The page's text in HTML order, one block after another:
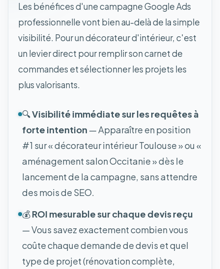
Les bénéfices d'une campagne Google Ads
professionnelle vont bien au-delà de la simple
visibilité. Pour un décorateur d'intérieur, c'est
un levier direct pour remplir son carnet de
commandes et sélectionner les projets les
plus valorisants.
🔍Visibilité immédiate sur les requêtes à
forte intention — Apparaître en position
#1 sur « décorateur intérieur Toulouse » ou «
aménagement salon Occitanie » dès le
lancement de la campagne, sans attendre
des mois de SEO.
💰ROI mesurable sur chaque devis reçu
— Vous savez exactement combien vous
coûte chaque demande de devis et quel
type de projet (rénovation complète,